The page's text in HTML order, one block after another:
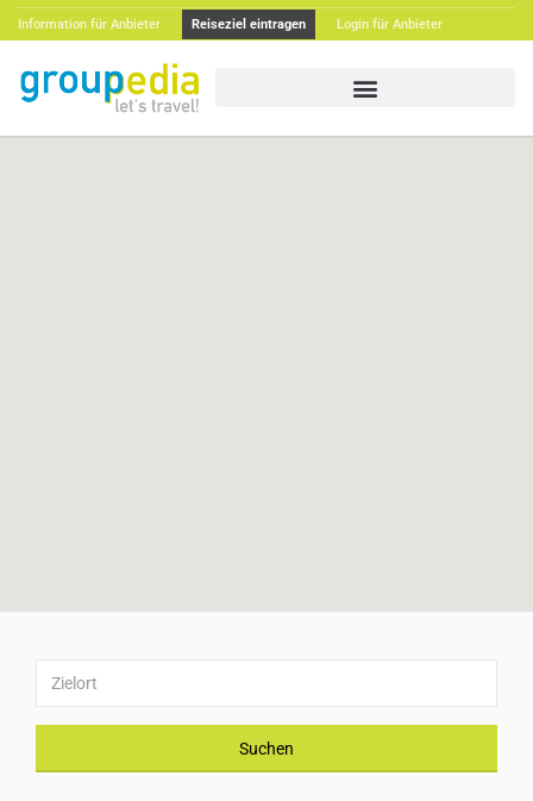
Information für Anbieter Reiseziel eintragen Login für Anbieter
Suchen